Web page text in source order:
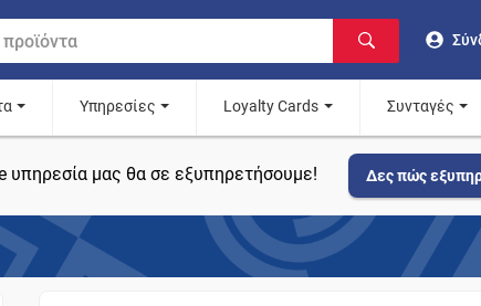
Υπηρεσίες Loyalty Cards Συνταγές
υπηρεσία μας θα σε εξυπηρετήσουμε! Δες πώς